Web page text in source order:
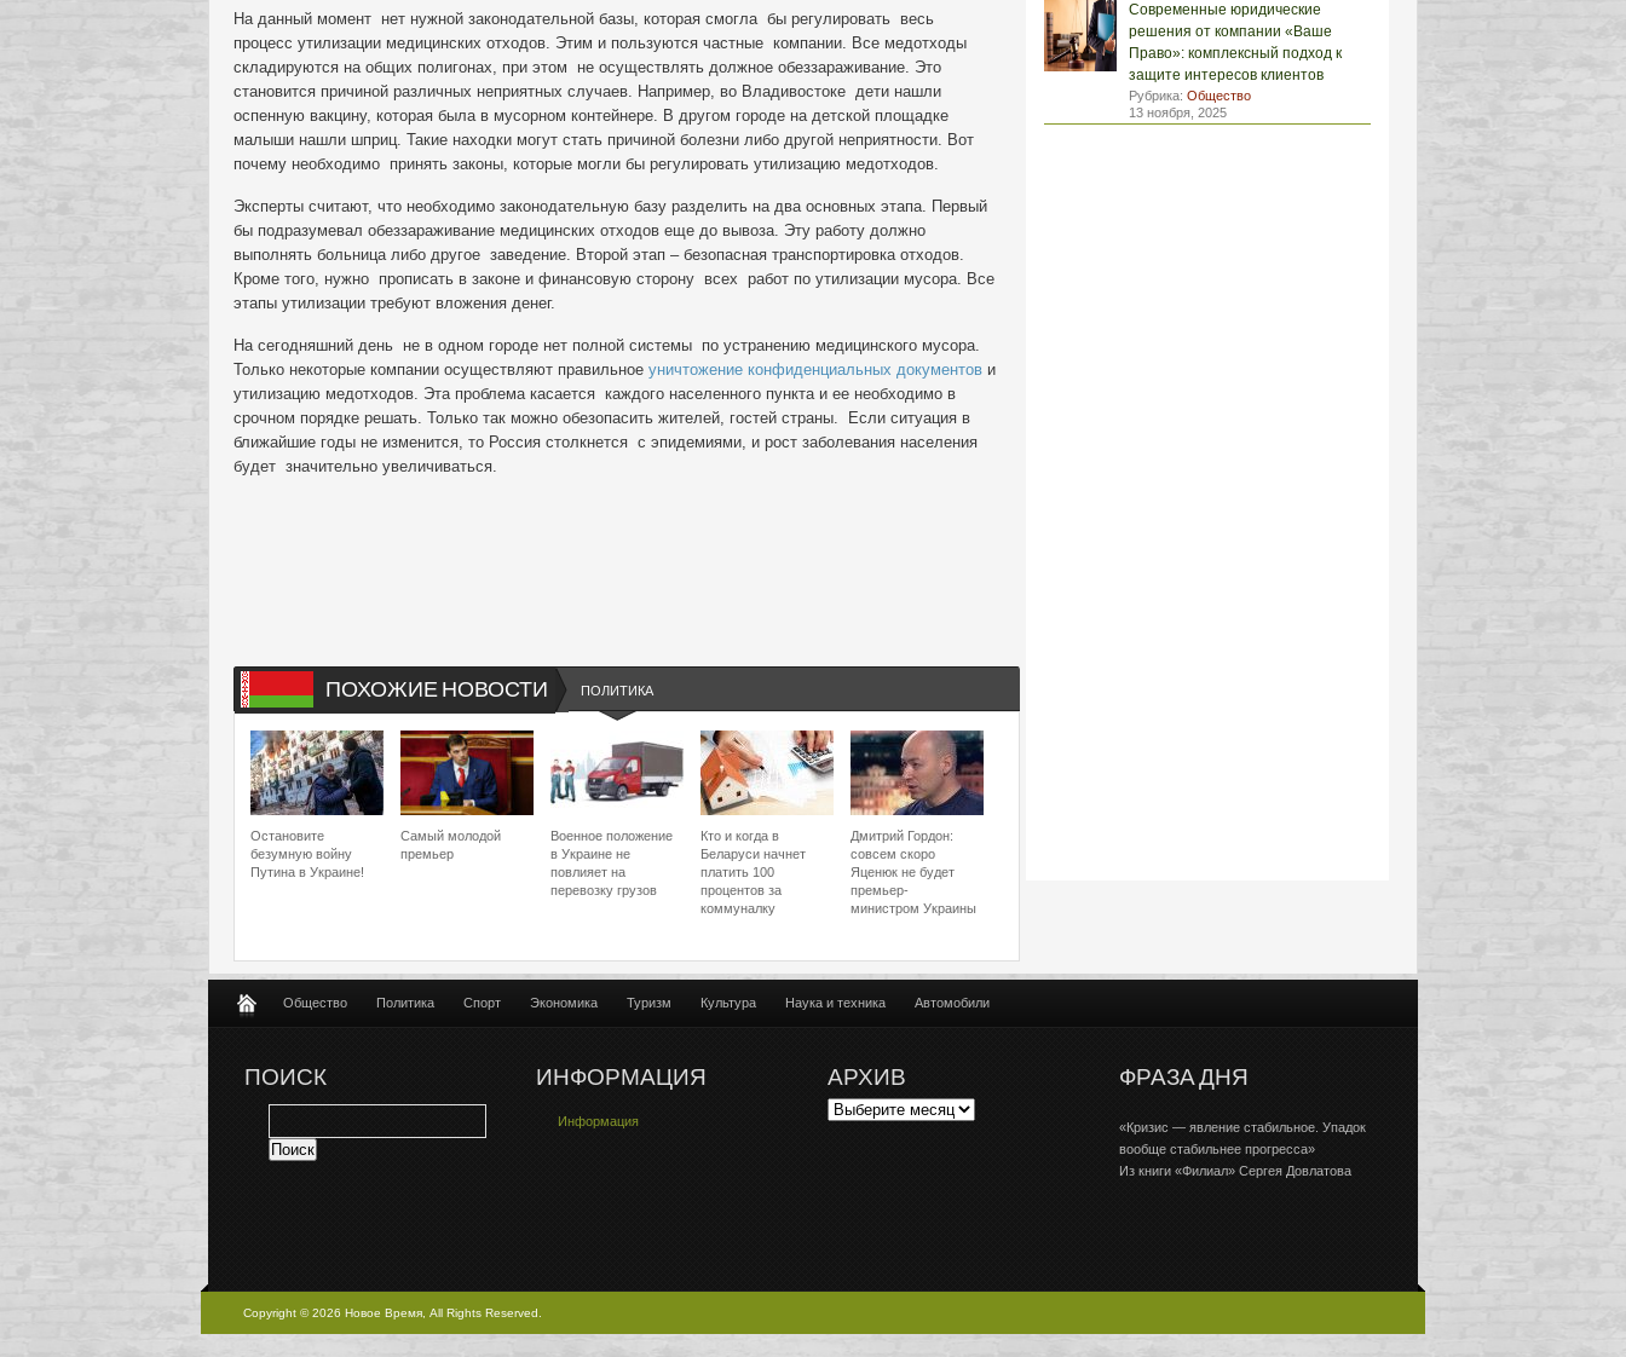
На данный момент нет нужной законодательной базы, которая смогла бы регулировать весь
процесс утилизации медицинских отходов. Этим и пользуются частные компании. Все медотходы
складируются на общих полигонах, при этом не осуществлять должное обеззараживание. Это
становится причиной различных неприятных случаев. Например, во Владивостоке дети нашли
оспенную вакцину, которая была в мусорном контейнере. В другом городе на детской площадке
малыши нашли шприц. Такие находки могут стать причиной болезни либо другой неприятности. Вот
почему необходимо принять законы, которые могли бы регулировать утилизацию медотходов.
Эксперты считают, что необходимо законодательную базу разделить на два основных этапа. Первый
бы подразумевал обеззараживание медицинских отходов еще до вывоза. Эту работу должно
выполнять больница либо другое заведение. Второй этап – безопасная транспортировка отходов.
Кроме того, нужно прописать в законе и финансовую сторону всех работ по утилизации мусора. Все
этапы утилизации требуют вложения денег.
На сегодняшний день не в одном городе нет полной системы по устранению медицинского мусора.
Только некоторые компании осуществляют правильное уничтожение конфиденциальных документов и
утилизацию медотходов. Эта проблема касается каждого населенного пункта и ее необходимо в
срочном порядке решать. Только так можно обезопасить жителей, гостей страны. Если ситуация в
ближайшие годы не изменится, то Россия столкнется с эпидемиями, и рост заболевания населения
будет значительно увеличиваться.
ПОХОЖИЕ НОВОСТИ ПОЛИТИКА
Остановите
безумную войну
Путина в Украине!
Самый молодой
премьер
Военное положение
в Украине не
повлияет на
перевозку грузов
Кто и когда в
Беларуси начнет
платить 100
процентов за
коммуналку
Дмитрий Гордон:
совсем скоро
Яценюк не будет
премьер-
министром Украины
Современные юридические
решения от компании «Ваше
Право»: комплексный подход к
защите интересов клиентов
Рубрика: Общество
13 ноября, 2025
Общество Политика Спорт Экономика Туризм Культура Наука и техника Автомобили
ПОИСК ИНФОРМАЦИЯ
Информация
АРХИВ ФРАЗА ДНЯ
«Кризис — явление стабильное. Упадок
вообще стабильнее прогресса»
Из книги «Филиал» Сергея Довлатова
Copyright © 2026 Новое Время, All Rights Reserved.